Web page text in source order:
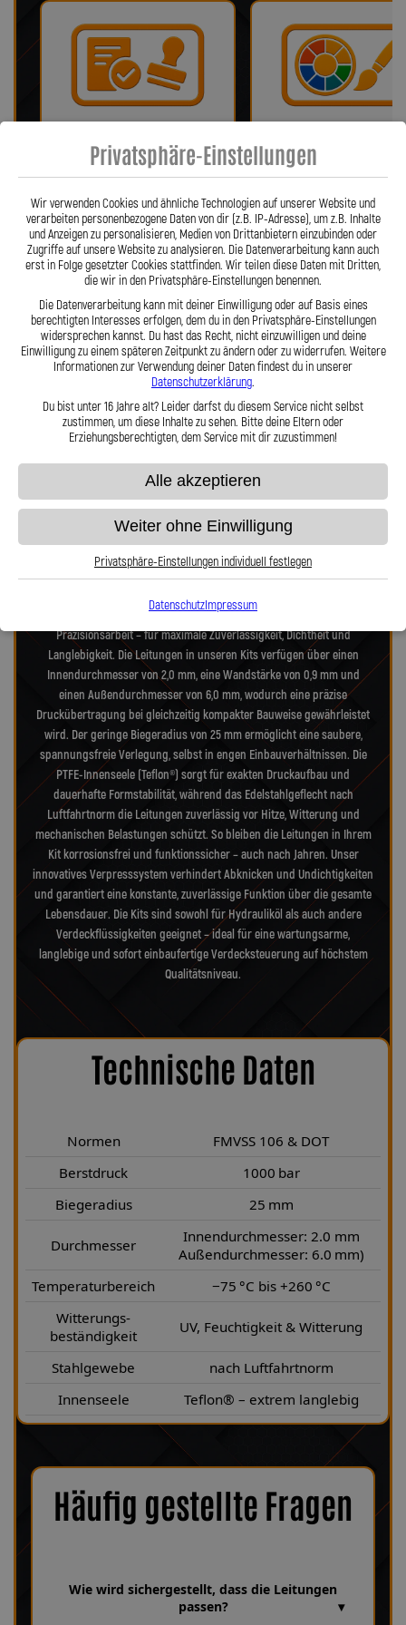
Bei uns erhalten Sie eine ABE oder
ein Teilegutachten (falls
notwendig)!
verschiedenen Farben!
Fragen? Unser Team ist täglich per
Telefon oder Mail für Sie da.
Einfache Montage dank
Präzision in Zahlen: Unsere technischen
Highlights
Unsere Stahlflex-Verdeckleitungs-Kits für VW Golf 1E Golf Cabriolet 1.8
wurden speziell für die hohen Anforderungen moderner- und alter-
Luftfahrtnorm, hochfeste Edelstahlanschlüsse und deutsche
Präzisionsarbeit – für maximale Zuverlässigkeit, Dichtheit und
Langlebigkeit. Die Leitungen in unseren Kits verfügen über einen
Innendurchmesser von 2,0 mm, eine Wandstärke von 0,9 mm und
einen Außendurchmesser von 6,0 mm, wodurch eine präzise
Druckübertragung bei gleichzeitig kompakter Bauweise gewährleistet
wird. Der geringe Biegeradius von 25 mm ermöglicht eine saubere,
spannungsfreie Verlegung, selbst in engen Einbauverhältnissen. Die
PTFE-Innenseele (Teflon®) sorgt für exakten Druckaufbau und
dauerhafte Formstabilität, während das Edelstahlgeflecht nach
Luftfahrtnorm die Leitungen zuverlässig vor Hitze, Witterung und
mechanischen Belastungen schützt. So bleiben die Leitungen in Ihrem
Kit korrosionsfrei und funktionssicher – auch nach Jahren. Unser
innovatives Verpresssystem verhindert Abknicken und Undichtigkeiten
und garantiert eine konstante, zuverlässige Funktion über die gesamte
Lebensdauer. Die Kits sind sowohl für Hydrauliköl als auch andere
Verdeckflüssigkeiten geeignet – ideal für eine wartungsarme,
langlebige und sofort einbaufertige Verdecksteuerung auf höchstem
Qualitätsniveau.
Technische Daten
Normen
FMVSS 106 & DOT
Berstdruck
1000 bar
Biegeradius
25 mm
Durchmesser
Innendurchmesser: 2.0 mm
Außendurchmesser: 6.0 mm)
Temperaturbereich
−75 °C bis +260 °C
Witterungs-
beständigkeit
UV, Feuchtigkeit & Witterung
Stahlgewebe
nach Luftfahrtnorm
Innenseele
Teflon® – extrem langlebig
Häufig gestellte Fragen
Wie wird sichergestellt, dass die Leitungen
passen?
Privatsphäre-Einstellungen
Wir verwenden Cookies und ähnliche Technologien auf unserer Website und
verarbeiten personenbezogene Daten von dir (z.B. IP-Adresse), um z.B. Inhalte
und Anzeigen zu personalisieren, Medien von Drittanbietern einzubinden oder
Zugriffe auf unsere Website zu analysieren. Die Datenverarbeitung kann auch
erst in Folge gesetzter Cookies stattfinden. Wir teilen diese Daten mit Dritten,
die wir in den Privatsphäre-Einstellungen benennen.
Die Datenverarbeitung kann mit deiner Einwilligung oder auf Basis eines
berechtigten Interesses erfolgen, dem du in den Privatsphäre-Einstellungen
widersprechen kannst. Du hast das Recht, nicht einzuwilligen und deine
Einwilligung zu einem späteren Zeitpunkt zu ändern oder zu widerrufen. Weitere
Informationen zur Verwendung deiner Daten findest du in unserer
Datenschutzerklärung.
Du bist unter 16 Jahre alt? Leider darfst du diesem Service nicht selbst
zustimmen, um diese Inhalte zu sehen. Bitte deine Eltern oder
Erziehungsberechtigten, dem Service mit dir zuzustimmen!
Alle akzeptieren
Weiter ohne Einwilligung
Privatsphäre-Einstellungen individuell festlegen
DatenschutzImpressum